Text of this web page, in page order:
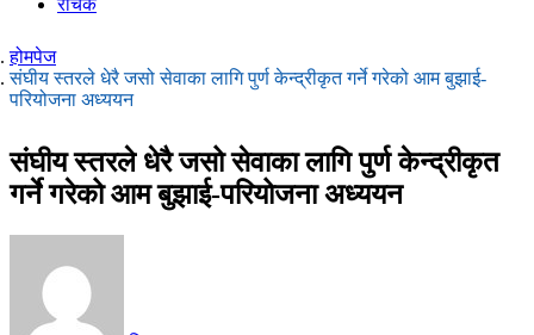
रोचक
होमपेज
संघीय स्तरले धेरै जसो सेवाका लागि पुर्ण केन्द्रीकृत गर्ने गरेको आम बुझाई-
परियोजना अध्ययन
संघीय स्तरले धेरै जसो सेवाका लागि पुर्ण केन्द्रीकृत
गर्ने गरेको आम बुझाई-परियोजना अध्ययन